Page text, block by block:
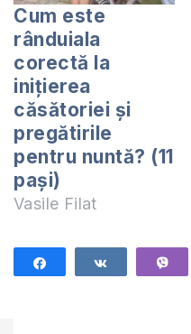
cer. E ziua, cînd
tinerii se adună la
cineva acasă,
dansează
"medleacuri" cu
lumina stinsă şi se
joacă de-a
"butîlca". Alţii,…
Cum este
rânduiala
corectă la
inițierea
căsătoriei și
pregătirile
pentru nuntă? (11
pași)
Vasile Filat